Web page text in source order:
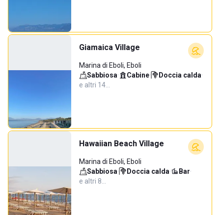
Giamaica Village
Marina di Eboli, Eboli
Sabbiosa· Cabine· Doccia calda·
e altri 14…
Hawaiian Beach Village
Marina di Eboli, Eboli
Sabbiosa· Doccia calda· Bar·
e altri 8…